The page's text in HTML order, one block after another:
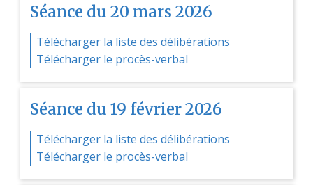
Séance du 20 mars 2026
Télécharger la liste des délibérations
Télécharger le procès-verbal
Séance du 19 février 2026
Télécharger la liste des délibérations
Télécharger le procès-verbal